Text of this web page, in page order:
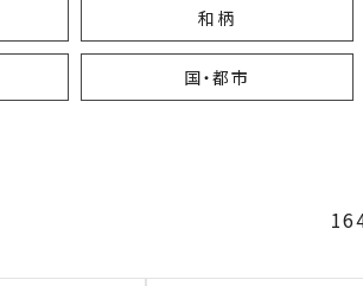
和柄
国・都市